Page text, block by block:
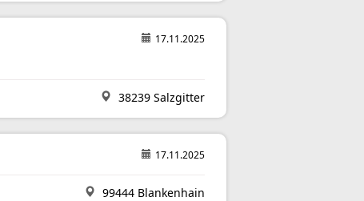
17.11.2025
38239 Salzgitter
17.11.2025
99444 Blankenhain